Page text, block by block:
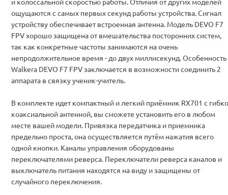
ощущаются с самых первых секунд работы устройства. Сигнал
устройству обеспечивает встроенная антенна. Модель DEVO F7
FPV хорошо защищена от вмешательства посторонних систем,
так как конкретные частоты занимаются на очень
непродолжительное время - до двух миллисекунд. Особенность
Walkera DEVO F7 FPV заключается в возможности соединить 2
аппарата в связку ученик-учитель.
В комплекте идет компактный и легкий приёмник RX701 с
коаксиальной антенной, вы сможете установить его в любом
месте вашей модели. Привязка передатчика и приемника
предельно проста, она осуществляется путём нажатия всего
одной кнопки. Каналы управления оборудованы
переключателями реверса. Переключатели реверса каналов и
выключатель питания находятся на виду и защищены от
случайного переключения.